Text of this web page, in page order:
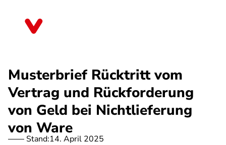
Musterbrief Rücktritt vom
Vertrag und Rückforderung
von Geld bei Nichtlieferung
von Ware
Stand:14. April 2025